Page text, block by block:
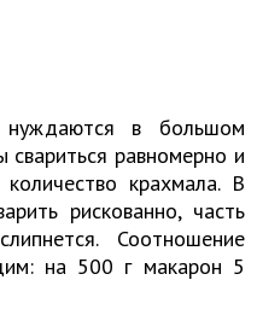
нуждаются в большом
свариться равномерно и
крахмала. В
рискованно, часть
Соотношение
на 500 г макарон 5